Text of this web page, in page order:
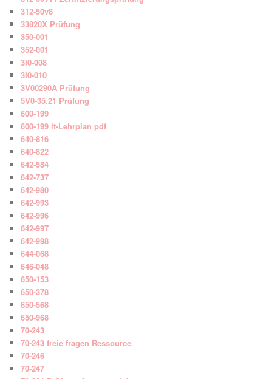
312-50v8
33820X Prüfung
350-001
352-001
3I0-008
3I0-010
3V00290A Prüfung
5V0-35.21 Prüfung
600-199
600-199 it-Lehrplan pdf
640-816
640-822
642-584
642-737
642-980
642-993
642-996
642-997
642-998
644-068
646-048
650-153
650-378
650-568
650-968
70-243
70-243 freie fragen Ressource
70-246
70-247